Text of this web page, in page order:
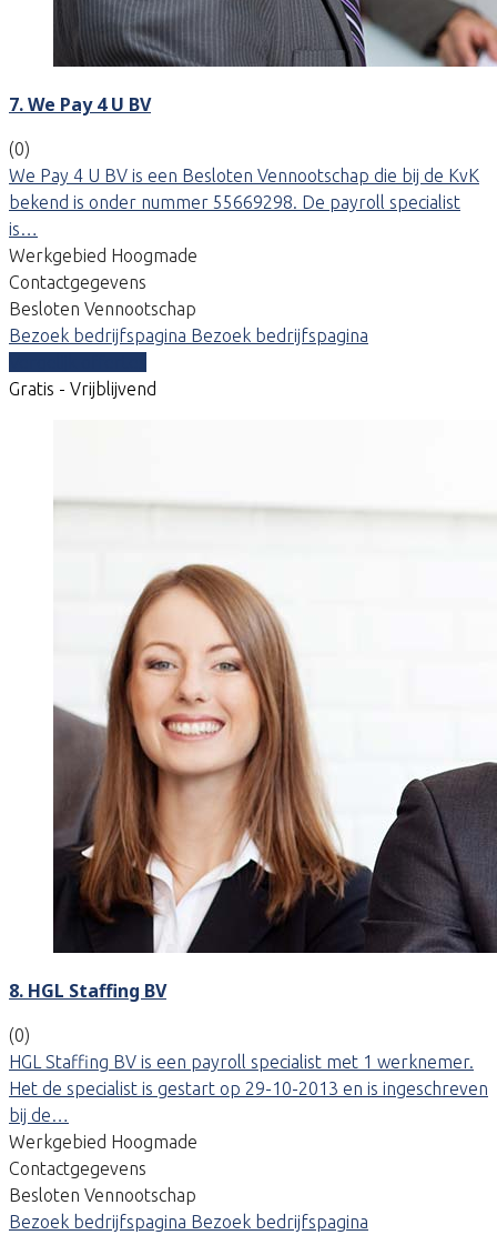
7. We Pay 4 U BV
(0)
We Pay 4 U BV is een Besloten Vennootschap die bij de KvK
bekend is onder nummer 55669298. De payroll specialist
is…
Werkgebied Hoogmade
Contactgegevens
Besloten Vennootschap
Bezoek bedrijfspagina Bezoek bedrijfspagina
Gratis - Vrijblijvend
8. HGL Staffing BV
(0)
HGL Staffing BV is een payroll specialist met 1 werknemer.
Het de specialist is gestart op 29-10-2013 en is ingeschreven
bij de…
Werkgebied Hoogmade
Contactgegevens
Besloten Vennootschap
Bezoek bedrijfspagina Bezoek bedrijfspagina